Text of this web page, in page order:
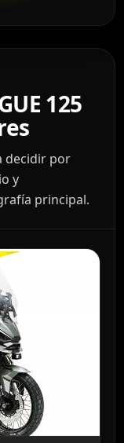
125
decidir por
y
principal.